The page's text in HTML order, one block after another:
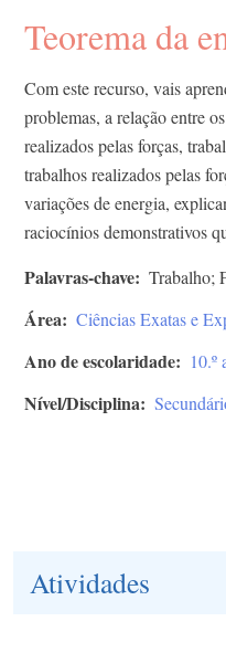
Teorema da
Com este recurso, vais
problemas, a relação entre
realizados pelas forças,
trabalhos realizados pelas
variações de energia,
raciocínios demonstrativos
Palavras-chave Trabalho;
Área Ciências Exatas e
Ano de escolaridade 10.º
Nível/Disciplina
Atividades